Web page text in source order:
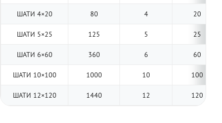
ШАТИ 4×20 80 4 20
ШАТИ 5×25 125 5 25
ШАТИ 6×60 360 6 60
ШАТИ 10×100 1000 10 100
ШАТИ 12×120 1440 12 120